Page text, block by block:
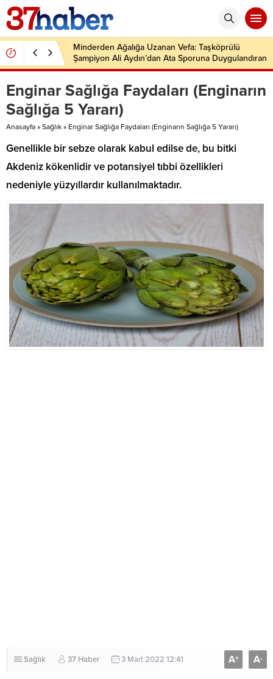
Minderden Ağalığa Uzanan Vefa: Taşköprülü
Şampiyon Ali Aydın’dan Ata Sporuna Duygulandıran
Dönüş
Enginar Sağlığa Faydaları (Enginarın
Sağlığa 5 Yararı)
Anasayfa » Sağlık » Enginar Sağlığa Faydaları (Enginarın Sağlığa 5 Yararı)
Genellikle bir sebze olarak kabul edilse de, bu bitki
Akdeniz kökenlidir ve potansiyel tıbbi özellikleri
nedeniyle yüzyıllardır kullanılmaktadır.
Sağlık 37 Haber 3 Mart 2022 12:41 A+ A-